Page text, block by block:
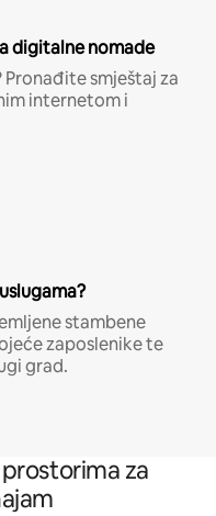
digitalne nomade
smještaj za
internetom i
stambene
zaposlenike te
grad.
za